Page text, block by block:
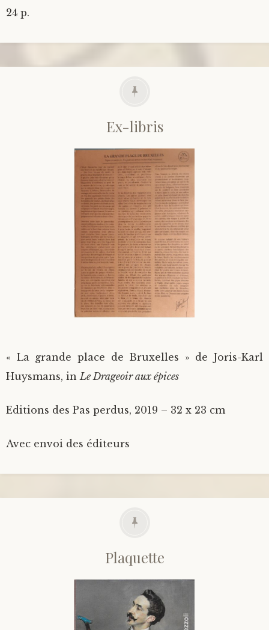
24 p.
Ex-libris
« La grande place de Bruxelles » de Joris-Karl
Huysmans, in Le Drageoir aux épices
Editions des Pas perdus, 2019 – 32 x 23 cm
Avec envoi des éditeurs
Plaquette